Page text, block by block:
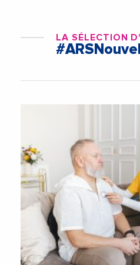
LA SÉLECTION